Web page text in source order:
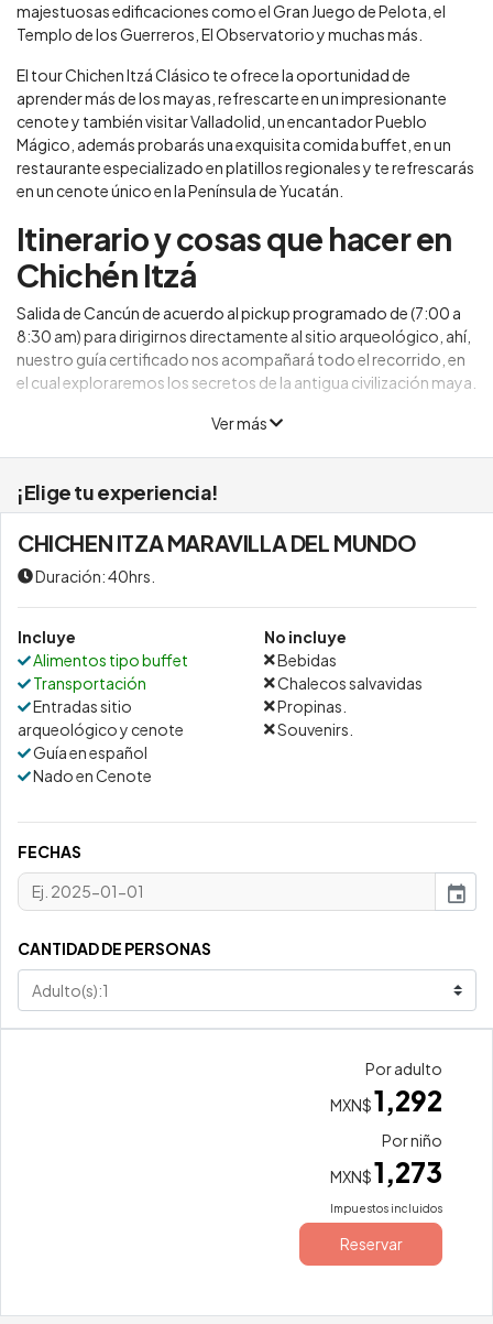
majestuosas edificaciones como el Gran Juego de Pelota, el
Templo de los Guerreros, El Observatorio y muchas más.
El tour Chichen Itzá Clásico te ofrece la oportunidad de
aprender más de los mayas, refrescarte en un impresionante
cenote y también visitar Valladolid, un encantador Pueblo
Mágico, además probarás una exquisita comida buffet, en un
restaurante especializado en platillos regionales y te refrescarás
en un cenote único en la Península de Yucatán.
Itinerario y cosas que hacer en
Chichén Itzá
Salida de Cancún de acuerdo al pickup programado de (7:00 a
8:30 am) para dirigirnos directamente al sitio arqueológico, ahí,
nuestro guía certificado nos acompañará todo el recorrido, en
el cual exploraremos los secretos de la antigua civilización maya.
Ver más
¡Elige tu experiencia!
CHICHEN ITZA MARAVILLA DEL MUNDO
Duración: 40hrs.
Incluye
Alimentos tipo buffet
Transportación
Entradas sitio
arqueológico y cenote
Guía en español
Nado en Cenote
No incluye
Bebidas
Chalecos salvavidas
Propinas.
Souvenirs.
FECHAS
event
CANTIDAD DE PERSONAS
Por adulto
MXN$1,292
Por niño
MXN$1,273
Impuestos incluidos
Reservar